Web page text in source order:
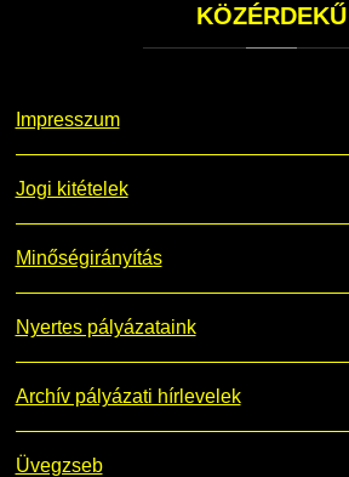
KÖZÉRDEKŰ
Impresszum
Jogi kitételek
Minőségirányítás
Nyertes pályázataink
Archív pályázati hírlevelek
Üvegzseb